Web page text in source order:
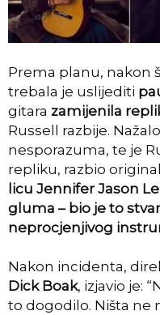
Prema planu, nakon
trebala je uslijediti
gitara zamijenila
Russell razbije.
nesporazuma, te je
repliku, razbio
licu Jennifer Jason
gluma – bio je to
neprocjenjivog
Nakon incidenta,
Dick Boak, izjavio je:
to dogodilo. Ništa ne